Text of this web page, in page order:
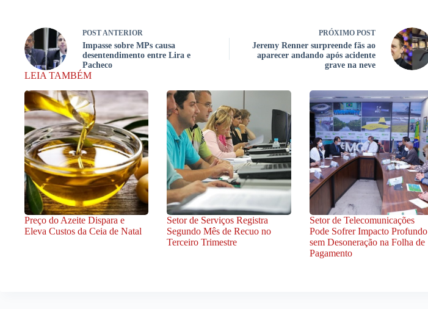
POSTANTERIOR
Impasse sobre MPs causa
desentendimento entre Lira e
Pacheco
PRÓXIMO POST
Jeremy Renner surpreende fãs ao
aparecer andando após acidente
grave na neve
LEIA TAMBÉM
Preço do Azeite Dispara e
Eleva Custos da Ceia de Natal
Setor de Serviços Registra
Segundo Mês de Recuo no
Terceiro Trimestre
Setor de Telecomunicações
Pode Sofrer Impacto Profundo
sem Desoneração na Folha de
Pagamento